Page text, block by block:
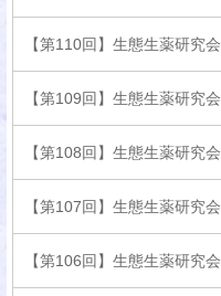
【第110回】生態生薬研究会
【第109回】生態生薬研究会
【第108回】生態生薬研究会
【第107回】生態生薬研究会
【第106回】生態生薬研究会